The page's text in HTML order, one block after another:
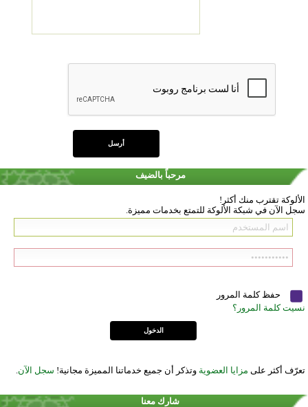
مرحباً بالضيف
الألوكة تقترب منك أكثر!
سجل الآن في شبكة الألوكة للتمتع بخدمات مميزة.
حفظ كلمة المرور
نسيت كلمة المرور؟
تعرّف أكثر على مزايا العضوية وتذكر أن جميع خدماتنا المميزة مجانية! سجل الآن
شارك معنا